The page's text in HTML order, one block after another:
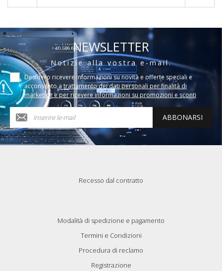
NEWSLETTER
Notizie alla vostra e-mail.
Desidero ricevere informazioni su novità e offerte speciali e
acconsento a trattamento dei dati personali per finalità di
marketing e per ricevere informazioni su promozioni e sconti
ABBONARSI
Recesso dal contratto
Modalità di spedizione e pagamento
Termini e Condizioni
Procedura di reclamo
Registrazione